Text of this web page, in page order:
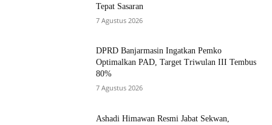
Tepat Sasaran
7 Agustus 2026
DPRD Banjarmasin Ingatkan Pemko
Optimalkan PAD, Target Triwulan III Tembus
80%
7 Agustus 2026
Ashadi Himawan Resmi Jabat Sekwan,